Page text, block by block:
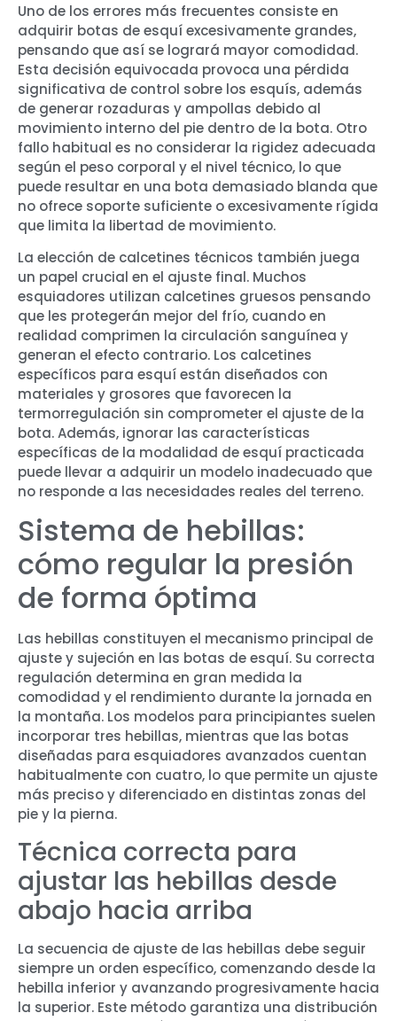
Uno de los errores más frecuentes consiste en
adquirir botas de esquí excesivamente grandes,
pensando que así se logrará mayor comodidad.
Esta decisión equivocada provoca una pérdida
significativa de control sobre los esquís, además
de generar rozaduras y ampollas debido al
movimiento interno del pie dentro de la bota. Otro
fallo habitual es no considerar la rigidez adecuada
según el peso corporal y el nivel técnico, lo que
puede resultar en una bota demasiado blanda que
no ofrece soporte suficiente o excesivamente rígida
que limita la libertad de movimiento.
La elección de calcetines técnicos también juega
un papel crucial en el ajuste final. Muchos
esquiadores utilizan calcetines gruesos pensando
que les protegerán mejor del frío, cuando en
realidad comprimen la circulación sanguínea y
generan el efecto contrario. Los calcetines
específicos para esquí están diseñados con
materiales y grosores que favorecen la
termorregulación sin comprometer el ajuste de la
bota. Además, ignorar las características
específicas de la modalidad de esquí practicada
puede llevar a adquirir un modelo inadecuado que
no responde a las necesidades reales del terreno.
Sistema de hebillas:
cómo regular la presión
de forma óptima
Las hebillas constituyen el mecanismo principal de
ajuste y sujeción en las botas de esquí. Su correcta
regulación determina en gran medida la
comodidad y el rendimiento durante la jornada en
la montaña. Los modelos para principiantes suelen
incorporar tres hebillas, mientras que las botas
diseñadas para esquiadores avanzados cuentan
habitualmente con cuatro, lo que permite un ajuste
más preciso y diferenciado en distintas zonas del
pie y la pierna.
Técnica correcta para
ajustar las hebillas desde
abajo hacia arriba
La secuencia de ajuste de las hebillas debe seguir
siempre un orden específico, comenzando desde la
hebilla inferior y avanzando progresivamente hacia
la superior. Este método garantiza una distribución